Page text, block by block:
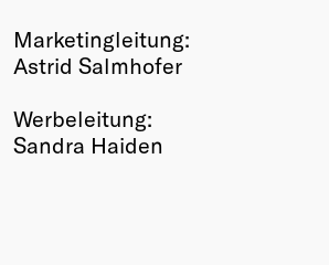
Marketingleitung:
Astrid Salmhofer
Werbeleitung:
Sandra Haiden